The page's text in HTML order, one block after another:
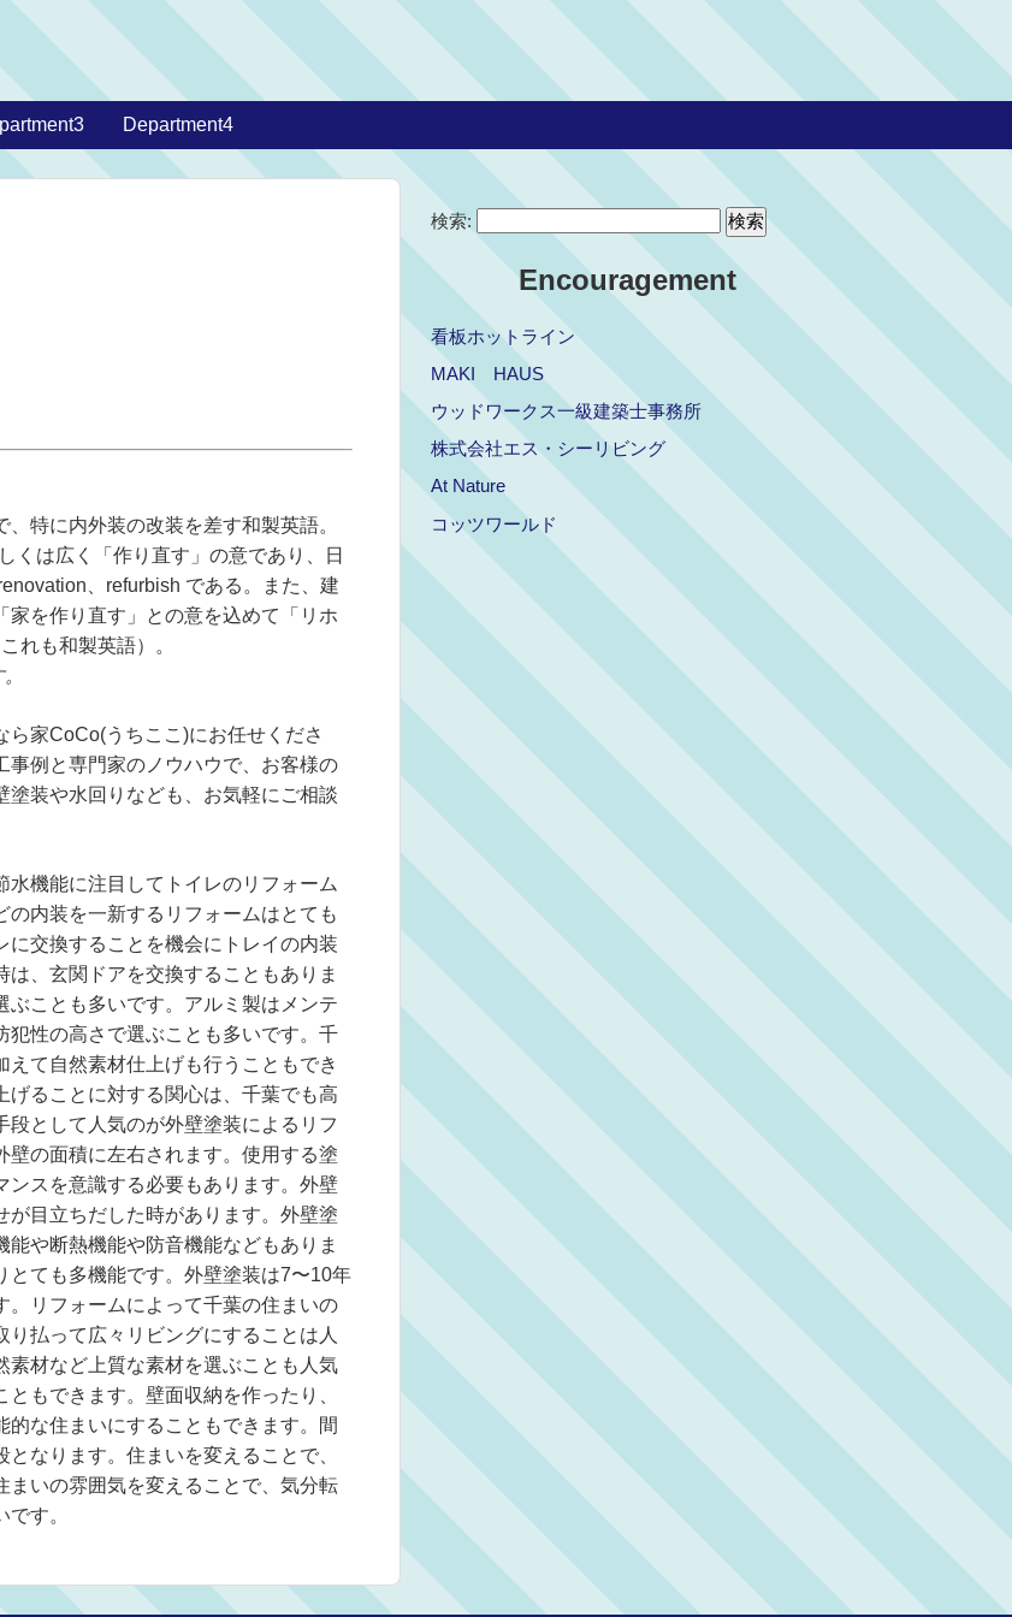
Department4
特に内外装の改装を差す和製英語。
くは広く「作り直す」の意であり、日
、refurbish である。また、建
を作り直す」との意を込めて「リホ
れも和製英語）。
家CoCo(うちここ)にお任せくださ
事例と専門家のノウハウで、お客様の
装や水回りなども、お気軽にご相談
機能に注目してトイレのリフォーム
内装を一新するリフォームはとても
に交換することを機会にトレイの内装
、玄関ドアを交換することもありま
ことも多いです。アルミ製はメンテ
性の高さで選ぶことも多いです。千
て自然素材仕上げも行うこともでき
げることに対する関心は、千葉でも高
として人気のが外壁塗装によるリフ
壁の面積に左右されます。使用する塗
スを意識する必要もあります。外壁
目立ちだした時があります。外壁塗
や断熱機能や防音機能などもありま
ても多機能です。外壁塗装は7〜10年
リフォームによって千葉の住まいの
払って広々リビングにすることは人
材など上質な素材を選ぶことも人気
もできます。壁面収納を作ったり、
な住まいにすることもできます。間
なります。住まいを変えることで、
まいの雰囲気を変えることで、気分転
す。
検索:
Encouragement
看板ホットライン
MAKI HAUS
ウッドワークス一級建築士事務所
株式会社エス・シーリビング
At Nature
コッツワールド